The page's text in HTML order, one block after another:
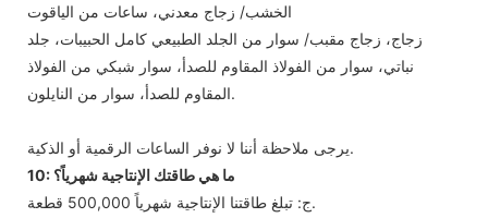
الخشب/ زجاج معدني، ساعات من الياقوت
زجاج، زجاج مقبب/ سوار من الجلد الطبيعي كامل الحبيبات، جلد
نباتي، سوار من الفولاذ المقاوم للصدأ، سوار شبكي من الفولاذ
المقاوم للصدأ، سوار من النايلون.
يرجى ملاحظة أننا لا نوفر الساعات الرقمية أو الذكية.
10: ما هي طاقتك الإنتاجية شهرياً؟
ج: تبلغ طاقتنا الإنتاجية شهرياً 500,000 قطعة.